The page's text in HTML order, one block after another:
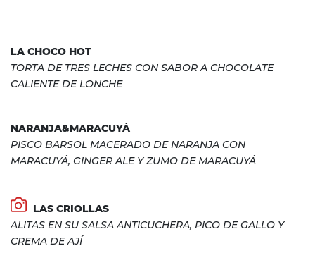
LA CHOCO HOT
TORTA DE TRES LECHES CON SABOR A CHOCOLATE
CALIENTE DE LONCHE
NARANJA&MARACUYÁ
PISCO BARSOL MACERADO DE NARANJA CON
MARACUYÁ, GINGER ALE Y ZUMO DE MARACUYÁ
LAS CRIOLLAS
ALITAS EN SU SALSA ANTICUCHERA, PICO DE GALLO Y
CREMA DE AJÍ